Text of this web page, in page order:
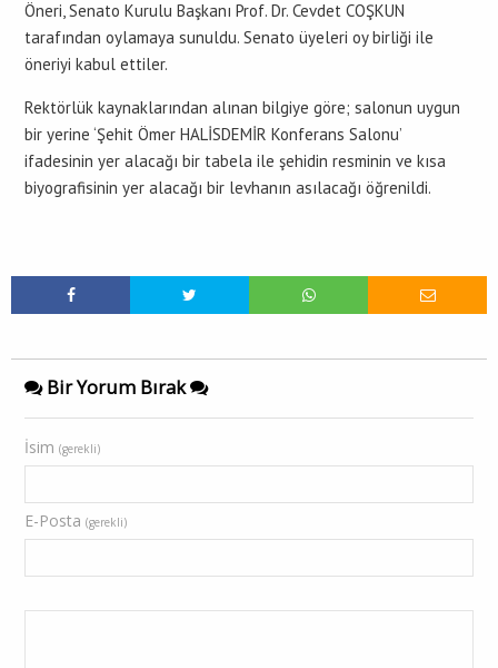
Öneri, Senato Kurulu Başkanı Prof. Dr. Cevdet COŞKUN
tarafından oylamaya sunuldu. Senato üyeleri oy birliği ile
öneriyi kabul ettiler.
Rektörlük kaynaklarından alınan bilgiye göre; salonun uygun
bir yerine ‘Şehit Ömer HALİSDEMİR Konferans Salonu’
ifadesinin yer alacağı bir tabela ile şehidin resminin ve kısa
biyografisinin yer alacağı bir levhanın asılacağı öğrenildi.
Bir Yorum Bırak
İsim (gerekli)
E-Posta (gerekli)